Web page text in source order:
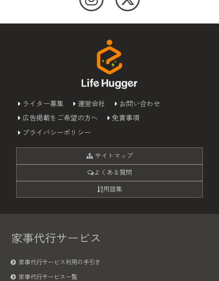
ライター募集 運営会社
お問い合わせ
広告掲載をご希望の方へ
免責事項
プライバシーポリシー
サイトマップ
よくある質問
用語集
家事代行サービス
家事代行サービス利用の手引き
家事代行サービス一覧